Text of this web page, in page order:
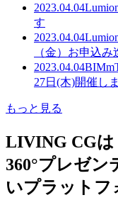
2023.04.04
す
2023.04.04
（金）お申込み
2023.04.04
27日(木)開催し
もっと見る
LIVING CGは
360°プレゼン
いプラットフ